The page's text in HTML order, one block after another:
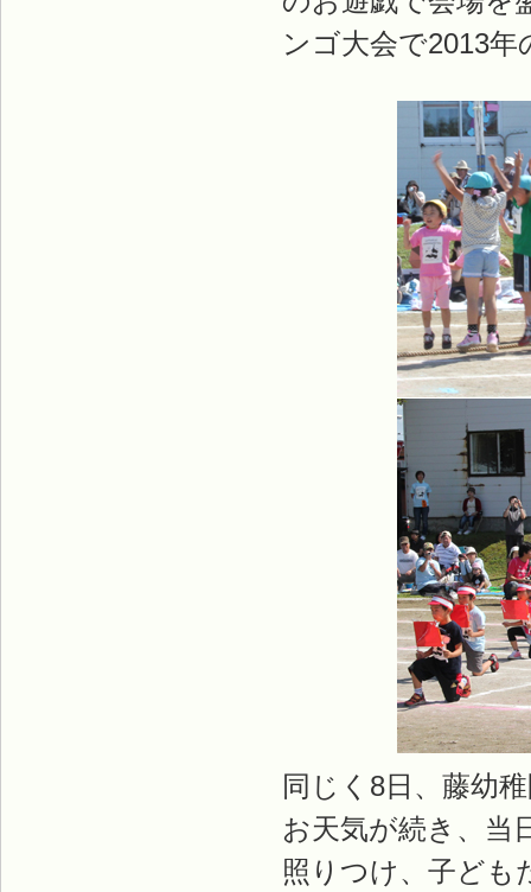
ンゴ大会で2013
同じく8日、藤幼
お天気が続き、当
照りつけ、子ども